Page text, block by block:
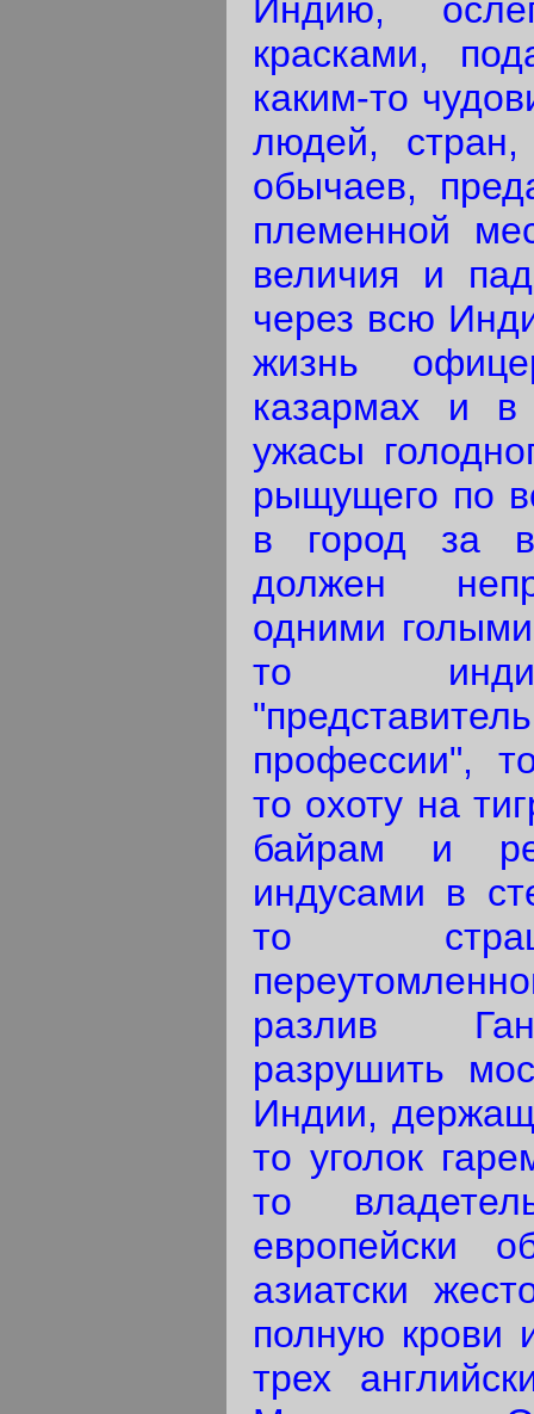
Индию,
красками,
каким-то
людей,
обычаев,
племенной
величия и
через всю
жизнь
казармах и в
ужасы
рыщущего по
в город за
должен
одними
то
профессии",
то охоту на
байрам и
индусами в
то
разлив
разрушить
Индии,
то уголок
то
европейски
азиатски
полную крови
трех